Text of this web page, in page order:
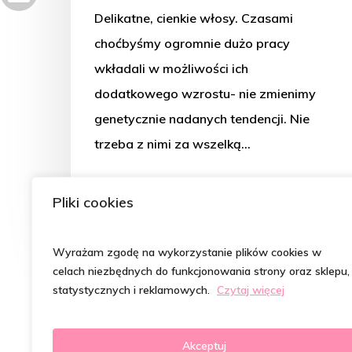
Pliki cookies
Wyrażam zgodę na wykorzystanie plików cookies w
celach niezbędnych do funkcjonowania strony oraz sklepu,
statystycznych i reklamowych. Czytaj więcej
Akceptuj
Delikatne, cienkie włosy. Czasami
choćbyśmy ogromnie dużo pracy
wkładali w możliwości ich
dodatkowego wzrostu- nie zmienimy
genetycznie nadanych tendencji. Nie
trzeba z nimi za wszelką…